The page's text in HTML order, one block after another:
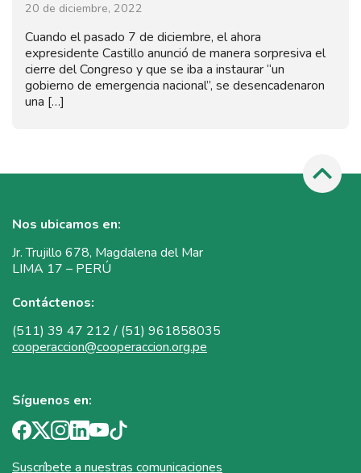
20 de diciembre, 2022
Cuando el pasado 7 de diciembre, el ahora
expresidente Castillo anunció de manera sorpresiva el
cierre del Congreso y que se iba a instaurar “un
gobierno de emergencia nacional”, se desencadenaron
una […]
Nos ubicamos en:
Jr. Trujillo 678, Magdalena del Mar
LIMA 17 – PERÚ
Contáctenos:
(511) 39 47 212 / (51) 961858035
cooperaccion@cooperaccion.org.pe
Síguenos en:
Suscríbete a nuestras comunicaciones